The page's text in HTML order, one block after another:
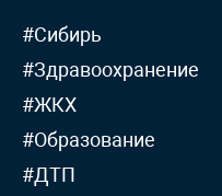
#Сибирь
#Здравоохранение
#ЖКХ
#Образование
#ДТП